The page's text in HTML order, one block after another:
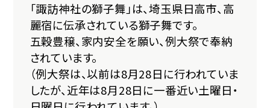
「諏訪神社の獅子舞」は、埼玉県日高市、高
麗宿に伝承されている獅子舞です。
五穀豊穣、家内安全を願い、例大祭で奉納
されています。
（例大祭は、以前は8月28日に行われていま
したが、近年は8月28日に一番近い土曜日・